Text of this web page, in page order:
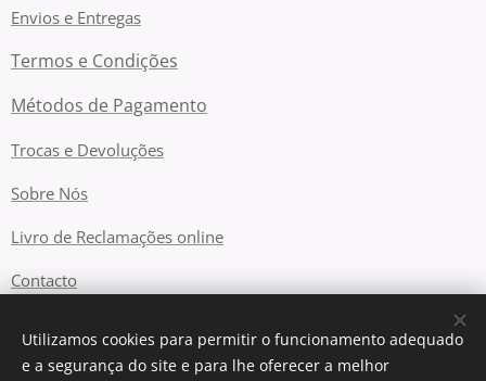
Envios e Entregas
Termos e Condições
Métodos de Pagamento
Trocas e Devoluções
Sobre Nós
Livro de Reclamações online
Contacto
Cookies
Utilizamos cookies para permitir o funcionamento adequado
e a segurança do site e para lhe oferecer a melhor